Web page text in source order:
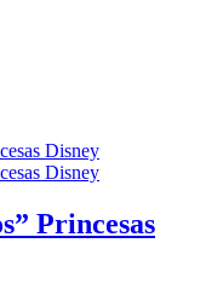
Princesas